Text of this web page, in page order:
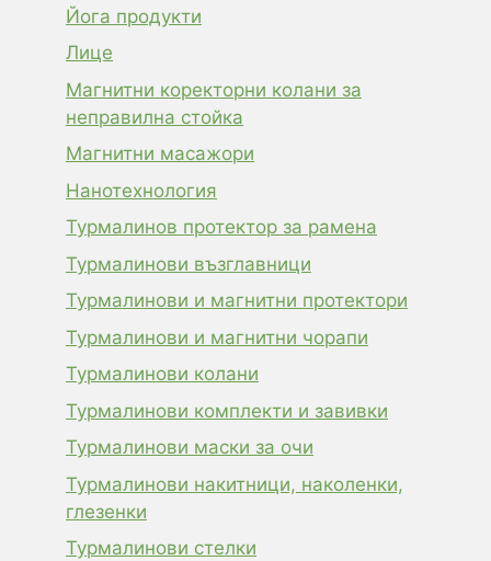
Йога продукти
Лице
Магнитни коректорни колани за
неправилна стойка
Магнитни масажори
Нанотехнология
Турмалинов протектор за рамена
Турмалинови възглавници
Турмалинови и магнитни протектори
Турмалинови и магнитни чорапи
Турмалинови колани
Турмалинови комплекти и завивки
Турмалинови маски за очи
Турмалинови накитници, наколенки,
глезенки
Турмалинови стелки